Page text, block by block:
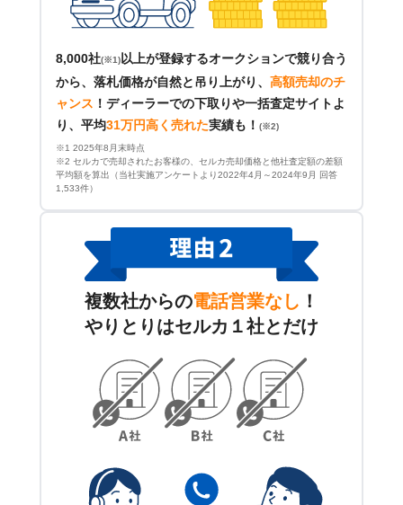
8,000社(※1) 以上が登録するオークションで競り合う
から、落札価格が自然と吊り上がり、 高額売却のチ
ャンス ！ ディーラーでの下取りや一括査定サイトよ
り、平均31万円高く売れた実績も！ (※2)
※1 2025年8月末時点
※2 セルカで売却されたお客様の、セルカ売却価格と他社査定額の差額
平均額を算出（当社実施アンケートより2022年4月～2024年9月 回答
1,533件）
複数社からの電話営業なし ！
やりとりはセルカ１社とだけ